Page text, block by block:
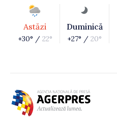
Astăzi
+30° / 22°
Duminică
+27° / 20°